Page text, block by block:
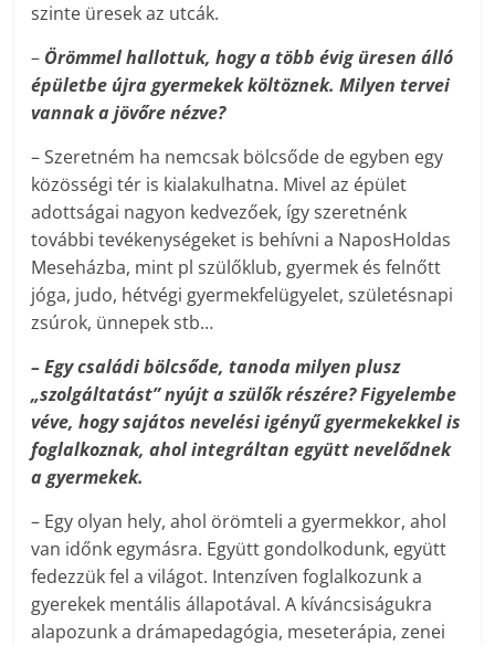
szinte üresek az utcák.
– Örömmel hallottuk, hogy a több évig üresen álló
épületbe újra gyermekek költöznek. Milyen tervei
vannak a jövőre nézve?
– Szeretném ha nemcsak bölcsőde de egyben egy
közösségi tér is kialakulhatna. Mivel az épület
adottságai nagyon kedvezőek, így szeretnénk
további tevékenységeket is behívni a NaposHoldas
Meseházba, mint pl szülőklub, gyermek és felnőtt
jóga, judo, hétvégi gyermekfelügyelet, születésnapi
zsúrok, ünnepek stb…
– Egy családi bölcsőde, tanoda milyen plusz
„szolgáltatást” nyújt a szülők részére? Figyelembe
véve, hogy sajátos nevelési igényű gyermekekkel is
foglalkoznak, ahol integráltan együtt nevelődnek
a gyermekek.
– Egy olyan hely, ahol örömteli a gyermekkor, ahol
van időnk egymásra. Együtt gondolkodunk, együtt
fedezzük fel a világot. Intenzíven foglalkozunk a
gyerekek mentális állapotával. A kíváncsiságukra
alapozunk a drámapedagógia, meseterápia, zenei